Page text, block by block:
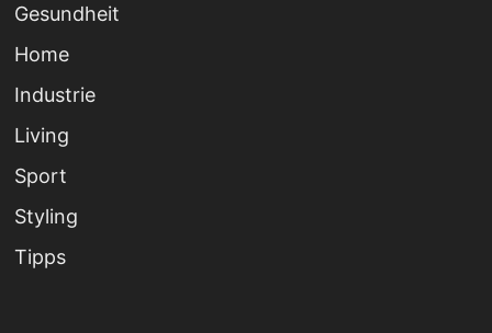
Gesundheit
Home
Industrie
Living
Sport
Styling
Tipps